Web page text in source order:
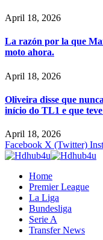
April 18, 2026
La razón por la que
moto ahora.
April 18, 2026
Oliveira disse que
início do TL1 e que
April 18, 2026
Facebook X (Twitter)
Home
Premier League
La Liga
Bundesliga
Serie A
Transfer News